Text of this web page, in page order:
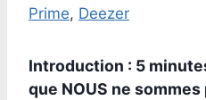
Prime, Deezer
Introduction : 5
que NOUS ne